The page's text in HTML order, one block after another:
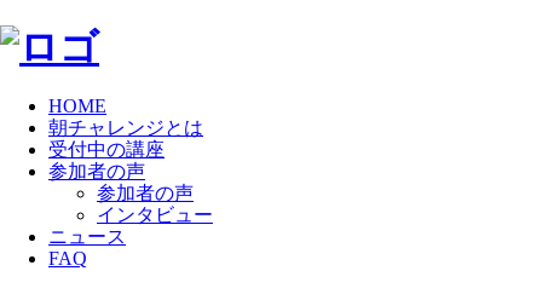
HOME
朝チャレンジとは
受付中の講座
参加者の声
参加者の声
インタビュー
ニュース
FAQ